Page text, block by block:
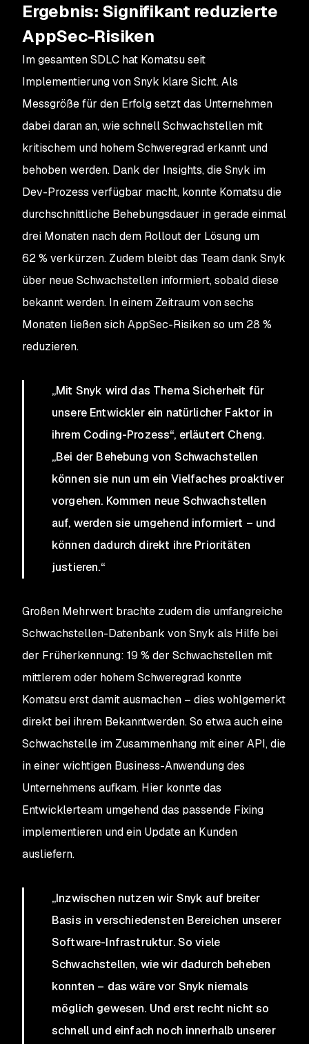
Ergebnis: Signifikant reduzierte
AppSec-Risiken
Im gesamten SDLC hat Komatsu seit
Implementierung von Snyk klare Sicht. Als
Messgröße für den Erfolg setzt das Unternehmen
dabei daran an, wie schnell Schwachstellen mit
kritischem und hohem Schweregrad erkannt und
behoben werden. Dank der Insights, die Snyk im
Dev-Prozess verfügbar macht, konnte Komatsu die
durchschnittliche Behebungsdauer in gerade einmal
drei Monaten nach dem Rollout der Lösung um
62 % verkürzen. Zudem bleibt das Team dank Snyk
über neue Schwachstellen informiert, sobald diese
bekannt werden. In einem Zeitraum von sechs
Monaten ließen sich AppSec-Risiken so um 28 %
reduzieren.
„Mit Snyk wird das Thema Sicherheit für
unsere Entwickler ein natürlicher Faktor in
ihrem Coding-Prozess“, erläutert Cheng.
„Bei der Behebung von Schwachstellen
können sie nun um ein Vielfaches proaktiver
vorgehen. Kommen neue Schwachstellen
auf, werden sie umgehend informiert – und
können dadurch direkt ihre Prioritäten
justieren.“
Großen Mehrwert brachte zudem die umfangreiche
Schwachstellen-Datenbank von Snyk als Hilfe bei
der Früherkennung: 19 % der Schwachstellen mit
mittlerem oder hohem Schweregrad konnte
Komatsu erst damit ausmachen – dies wohlgemerkt
direkt bei ihrem Bekanntwerden. So etwa auch eine
Schwachstelle im Zusammenhang mit einer API, die
in einer wichtigen Business-Anwendung des
Unternehmens aufkam. Hier konnte das
Entwicklerteam umgehend das passende Fixing
implementieren und ein Update an Kunden
ausliefern.
„Inzwischen nutzen wir Snyk auf breiter
Basis in verschiedensten Bereichen unserer
Software-Infrastruktur. So viele
Schwachstellen, wie wir dadurch beheben
konnten – das wäre vor Snyk niemals
möglich gewesen. Und erst recht nicht so
schnell und einfach noch innerhalb unserer